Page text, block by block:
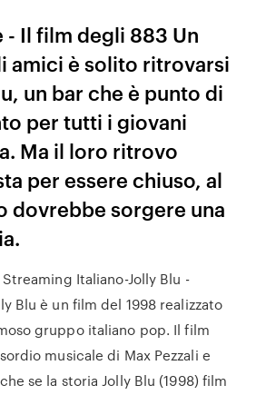
- Il film degli 883 Un
amici è solito ritrovarsi
un bar che è punto di
per tutti i giovani
Ma il loro ritrovo
per essere chiuso, al
dovrebbe sorgere una
Italiano-Jolly Blu -
Blu è un film del 1998 realizzato
gruppo italiano pop. Il film
musicale di Max Pezzali e
se la storia Jolly Blu (1998) film